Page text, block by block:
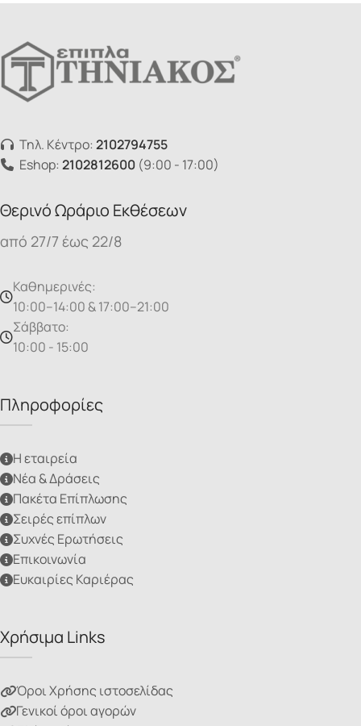
Τηλ. Κέντρο: 2102794755
Eshop: 2102812600 (9:00 - 17:00)
Θερινό Ωράριο Εκθέσεων
από 27/7 έως 22/8
Καθημερινές:
10:00–14:00 & 17:00–21:00
Σάββατο:
10:00 - 15:00
Πληροφορίες
Η εταιρεία
Νέα & Δράσεις
Πακέτα Επίπλωσης
Σειρές επίπλων
Συχνές Ερωτήσεις
Επικοινωνία
Ευκαιρίες Καριέρας
Χρήσιμα Links
Όροι Χρήσης ιστοσελίδας
Γενικοί όροι αγορών